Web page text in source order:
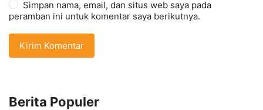
Simpan nama, email, dan situs web saya pada
peramban ini untuk komentar saya berikutnya.
Berita Populer